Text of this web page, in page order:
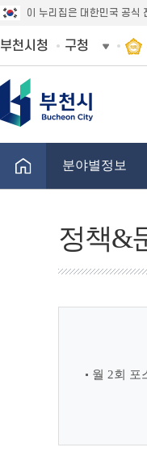
이 누리집은 대한민국 공식
부천시청 구청
분야별정보
정책&
월 2회 포